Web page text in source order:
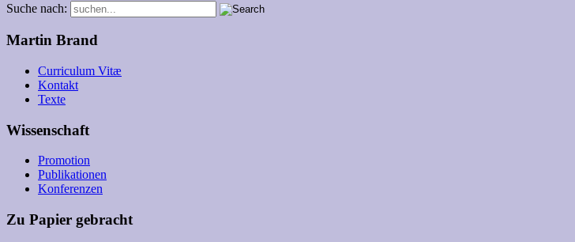
Suche nach:
Martin Brand
Curriculum Vitæ
Kontakt
Texte
Wissenschaft
Promotion
Publikationen
Konferenzen
Zu Papier gebracht